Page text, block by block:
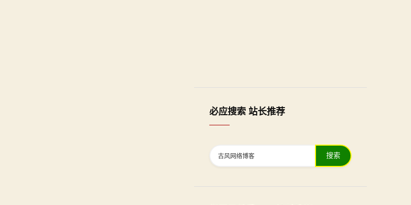
必应搜索 站长推荐
搜索